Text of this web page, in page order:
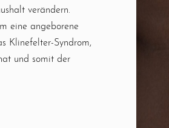
verändern.
eine angeborene
Klinefelter-Syndrom,
und somit der